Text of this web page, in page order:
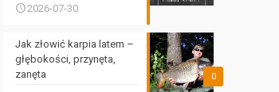
2026-07-30
0
Jak złowić karpia latem –
głębokości, przynęta,
zanęta